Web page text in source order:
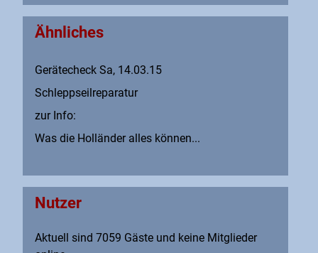
Ähnliches
Gerätecheck Sa, 14.03.15
Schleppseilreparatur
zur Info:
Was die Holländer alles können...
Nutzer
Aktuell sind 7059 Gäste und keine Mitglieder